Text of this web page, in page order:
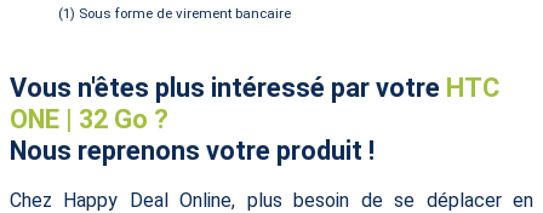
(1) Sous forme de virement bancaire
Vous n'êtes plus intéressé par votre HTC
ONE | 32 Go ?
Nous reprenons votre produit !
Chez Happy Deal Online, plus besoin de se déplacer en